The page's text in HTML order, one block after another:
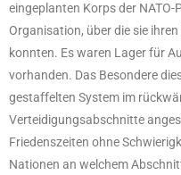
eingeplanten Korps der NATO-
Organisation, über die sie
konnten. Es waren Lager für
vorhanden. Das Besondere
gestaffelten System im
Verteidigungsabschnitte
Friedenszeiten ohne
Nationen an welchem